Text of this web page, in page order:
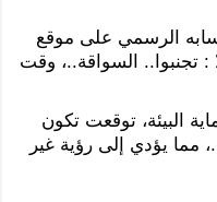
الرسمي على موقع
: تجنبوا.. السواقة..، وقت
البيئة، توقعت تكون
يؤدي إلى رؤية غير